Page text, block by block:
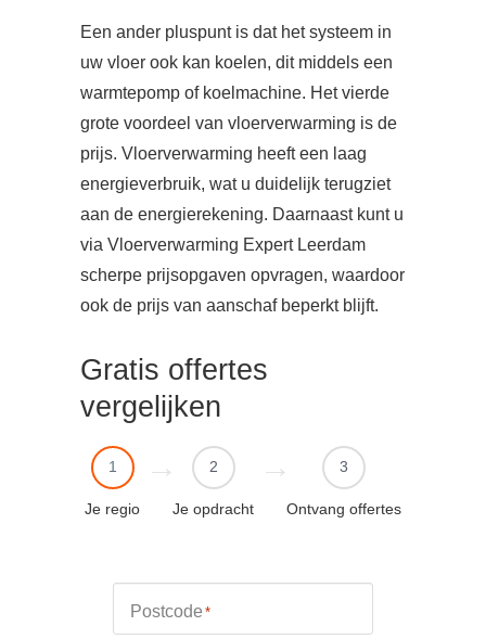
Een ander pluspunt is dat het systeem in
uw vloer ook kan koelen, dit middels een
warmtepomp of koelmachine. Het vierde
grote voordeel van vloerverwarming is de
prijs. Vloerverwarming heeft een laag
energieverbruik, wat u duidelijk terugziet
aan de energierekening. Daarnaast kunt u
via Vloerverwarming Expert Leerdam
scherpe prijsopgaven opvragen, waardoor
ook de prijs van aanschaf beperkt blijft.
Gratis offertes
vergelijken
1
Je regio
2
Je opdracht
3
Ontvang offertes
Postcode *